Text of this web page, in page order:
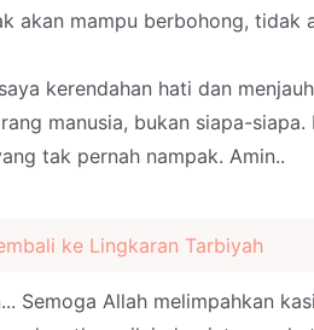
akan mampu berbohong, tidak
kerendahan hati dan
manusia, bukan siapa-
tak pernah nampak. Amin..
ke Lingkaran Tarbiyah
Semoga Allah melimpahkan